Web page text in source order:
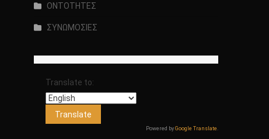
ΟΝΤΟΤΗΤΕΣ
ΣΥΝΩΜΟΣΙΕΣ
Translate to:
Powered by Google Translate .